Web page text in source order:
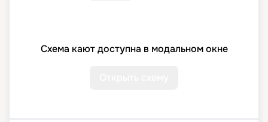
Схема кают доступна в модальном окне